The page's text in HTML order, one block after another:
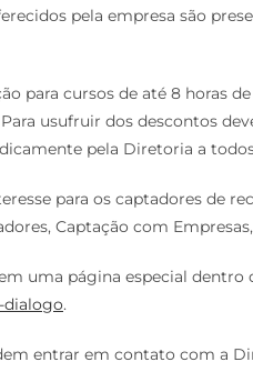
pela empresa são
para cursos de até 8 horas
usufruir dos descontos
pela Diretoria a
para os captadores de
Captação com
uma página especial dentro
dialogo.
entrar em contato com a